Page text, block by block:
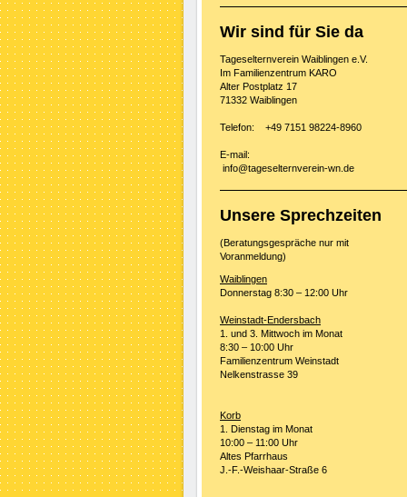
Wir sind für Sie da
Tageselternverein Waiblingen e.V.
Im Familienzentrum KARO
Alter Postplatz 17
71332 Waiblingen
Telefon: +49 7151 98224-8960
E-mail:
info@tageselternverein-wn.de
Unsere Sprechzeiten
(Beratungsgespräche nur mit
Voranmeldung)
Waiblingen
Donnerstag 8:30 – 12:00 Uhr
Weinstadt-Endersbach
1. und 3. Mittwoch im Monat
8:30 – 10:00 Uhr
Familienzentrum Weinstadt
Nelkenstrasse 39
Korb
1. Dienstag im Monat
10:00 – 11:00 Uhr
Altes Pfarrhaus
J.-F.-Weishaar-Straße 6